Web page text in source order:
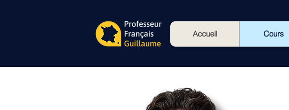
Accueil Cours